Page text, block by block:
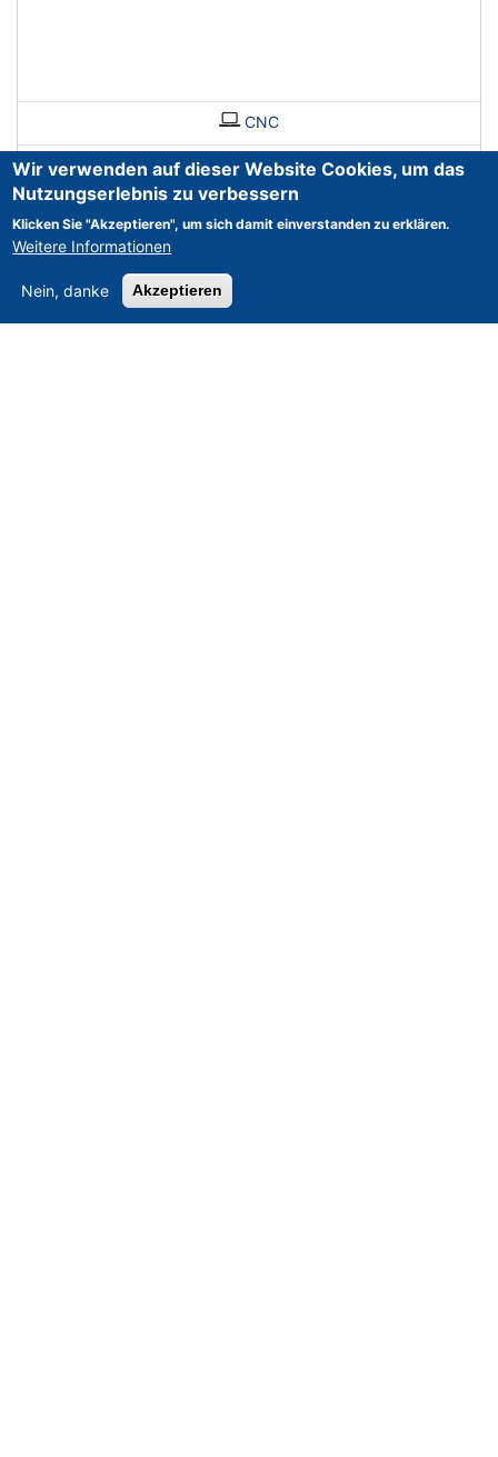
CNC
Wir verwenden auf dieser Website Cookies, um das
Nutzungserlebnis zu verbessern
Klicken Sie "Akzeptieren", um sich damit einverstanden zu erklären.
Weitere Informationen
Nein, danke Akzeptieren